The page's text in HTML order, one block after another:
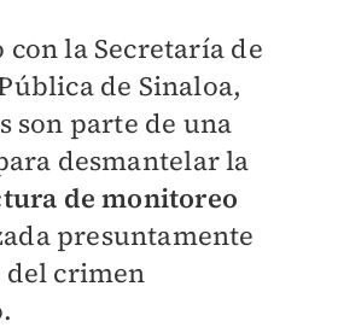
con la Secretaría de
de Sinaloa,
son parte de una
desmantelar la
de monitoreo
presuntamente
del crimen